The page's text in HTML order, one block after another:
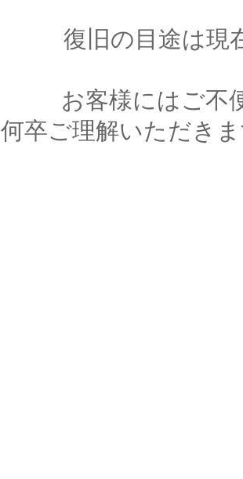
復旧の目途は現
お客様にはご不
何卒ご理解いただき